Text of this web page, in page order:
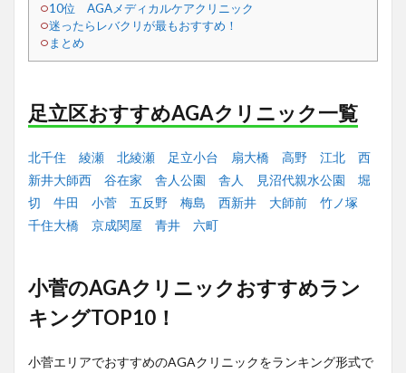
10位 AGAメディカルケアクリニック
迷ったらレバクリが最もおすすめ！
まとめ
足立区おすすめAGAクリニック一覧
北千住 綾瀬 北綾瀬 足立小台 扇大橋 高野 江北
西
新井大師西
谷在家 舎人公園 舎人 見沼代親水公園
堀
切
牛田 小菅 五反野 梅島 西新井 大師前
竹ノ塚
千住大橋
京成関屋 青井 六町
小菅のAGAクリニックおすすめラン
キングTOP10！
小菅エリアでおすすめのAGAクリニックをランキング形式で